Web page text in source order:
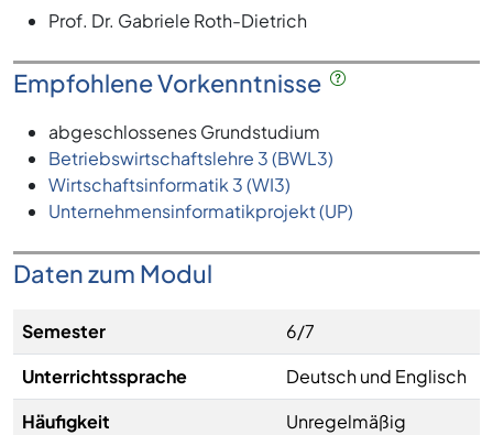
Prof. Dr. Gabriele Roth-Dietrich
Empfohlene Vorkenntnisse
abgeschlossenes Grundstudium
Betriebswirtschaftslehre 3 (BWL3)
Wirtschaftsinformatik 3 (WI3)
Unternehmensinformatikprojekt (UP)
Daten zum Modul
Semester
6/7
Unterrichtssprache
Deutsch und Englisch
Häufigkeit
Unregelmäßig